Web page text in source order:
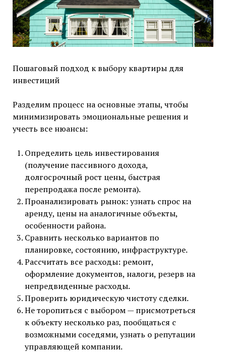
Пошаговый подход к выбору квартиры для
инвестиций
Разделим процесс на основные этапы, чтобы
минимизировать эмоциональные решения и
учесть все нюансы:
Определить цель инвестирования
(получение пассивного дохода,
долгосрочный рост цены, быстрая
перепродажа после ремонта).
Проанализировать рынок: узнать спрос на
аренду, цены на аналогичные объекты,
особенности района.
Сравнить несколько вариантов по
планировке, состоянию, инфраструктуре.
Рассчитать все расходы: ремонт,
оформление документов, налоги, резерв на
непредвиденные расходы.
Проверить юридическую чистоту сделки.
Не торопиться с выбором — присмотреться
к объекту несколько раз, пообщаться с
возможными соседями, узнать о репутации
управляющей компании.